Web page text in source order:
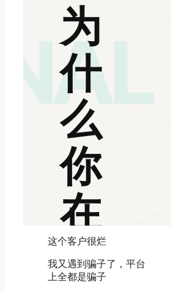
为
什
么
你
在
Upwork
这个客户很烂
我又遇到骗子了，平台
上全都是骗子